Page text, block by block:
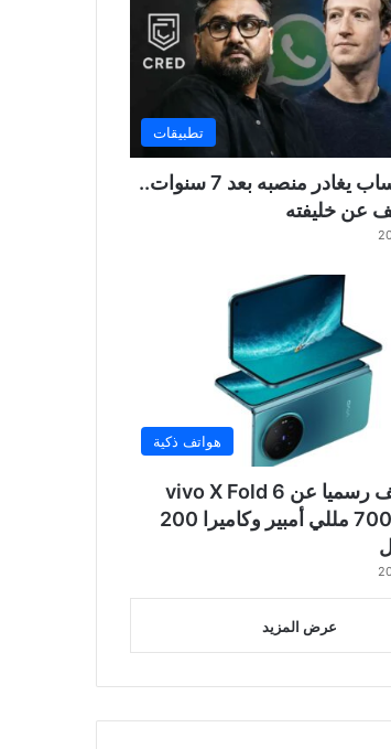
تطبيقات
رئيس واتساب يغادر منصبه بعد 7 سنوات..
عن خليفته
هواتف ذكية
فيفو تكشف رسميا عن vivo X Fold 6
ببطارية 7000 مللي أمبير وكاميرا 200
عرض المزيد